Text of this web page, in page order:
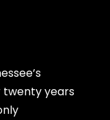
twenty years